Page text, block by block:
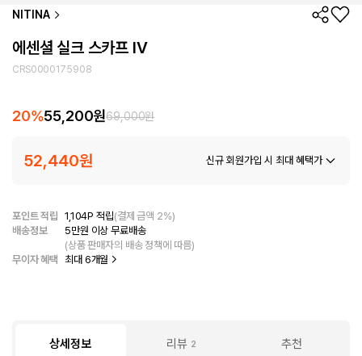
NITINA
에센셜 실크 스카프 IV
CRS0000175908
20%55,200원69,000원
52,440원 신규 회원가입 시 최대 혜택가
포인트 적립 1,104P 적립(결제 금액 2%)
배송정보
5만원 이상 무료배송
(상품 판매자의 배송 정책에 따름)
무이자 혜택 최대 6개월
상세정보 리뷰 2 추천